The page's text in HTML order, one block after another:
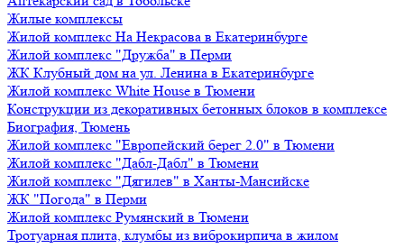
Жилые комплексы
Жилой комплекс На Некрасова в Екатеринбурге
Жилой комплекс "Дружба" в Перми
ЖК Клубный дом на ул. Ленина в Екатеринбурге
Жилой комплекс White House в Тюмени
Конструкции из декоративных бетонных блоков в комплексе
Биография, Тюмень
Жилой комплекс "Европейский берег 2.0" в Тюмени
Жилой комплекс "Дабл-Дабл" в Тюмени
Жилой комплекс "Дягилев" в Ханты-Мансийске
ЖК "Погода" в Перми
Жилой комплекс Румянский в Тюмени
Тротуарная плита, клумбы из виброкирпича в жилом